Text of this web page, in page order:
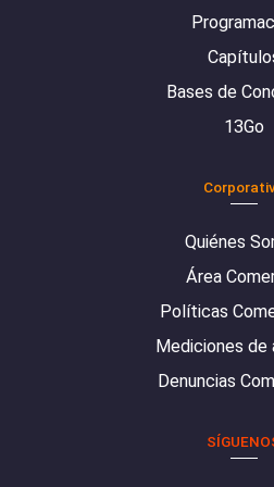
Bases de
13Go
Quiénes
Área
Políticas
Mediciones de
Denuncias